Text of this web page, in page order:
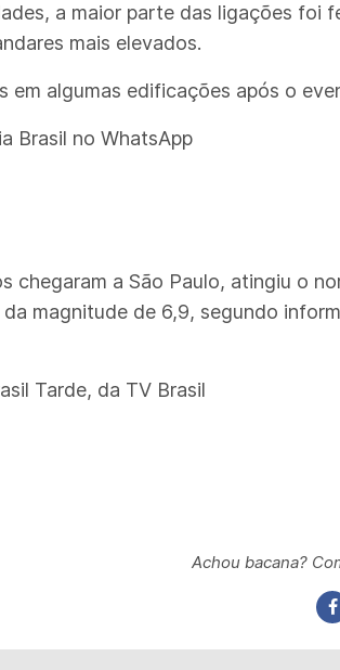
a maior parte das ligações foi
mais elevados.
em algumas edificações após o
Brasil no WhatsApp
chegaram a São Paulo, atingiu o
da magnitude de 6,9, segundo
Tarde, da TV Brasil
Achou bacana?